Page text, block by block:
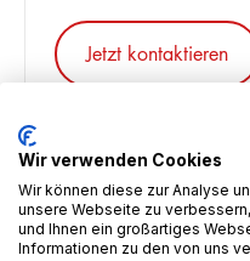
Jetzt kontaktieren
-10%
Wir verwenden Cookies
Wir können diese zur Analyse
unsere Webseite zu
und Ihnen ein großartiges
Informationen zu den von uns